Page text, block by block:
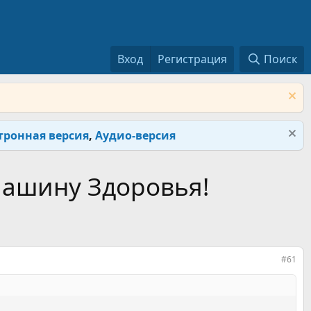
Вход Регистрация Поиск
версия, Аудио-версия
Здоровья!
#61